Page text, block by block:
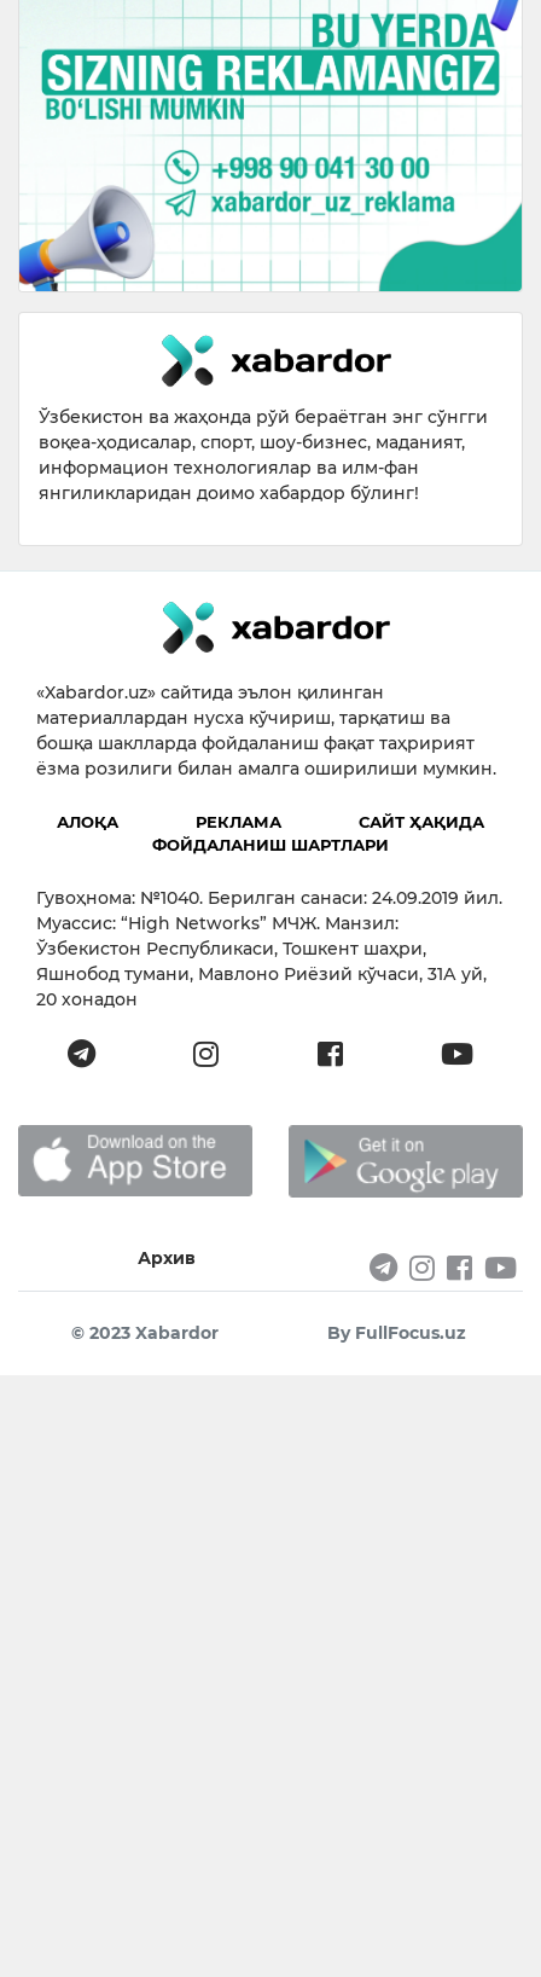
Ўзбекистон ва жаҳонда рўй бераётган энг сўнгги
воқеа-ҳодисалар, спорт, шоу-бизнес, маданият,
информацион технологиялар ва илм-фан
янгиликларидан доимо хабардор бўлинг!
«Xabardor.uz» сайтида эълон қилинган
материаллардан нусха кўчириш, тарқатиш ва
бошқа шаклларда фойдаланиш фақат таҳририят
ёзма розилиги билан амалга оширилиши мумкин.
АЛОҚА РЕКЛАМА
САЙТ ҲАҚИДА
ФОЙДАЛАНИШ ШАРТЛАРИ
Гувоҳнома: №1040. Берилган санаси: 24.09.2019 йил.
Муассис: “High Networks” МЧЖ. Манзил:
Ўзбекистон Республикаси, Тошкент шаҳри,
Яшнобод тумани, Мавлоно Риёзий кўчаси, 31А уй,
20 хонадон
Архив
© 2023 Xabardor By FullFocus.uz